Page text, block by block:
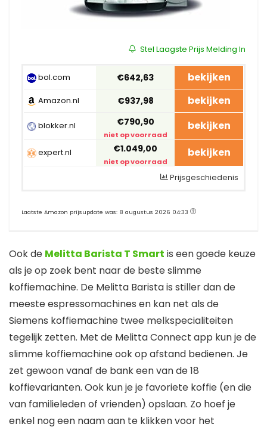
Stel Laagste Prijs Melding In
bol.com €642,63 bekijken
Amazon.nl €937,98 bekijken
blokker.nl €790,90
niet op voorraad
bekijken
expert.nl €1.049,00
niet op voorraad
bekijken
Prijsgeschiedenis
Laatste Amazon prijsupdate was: 8 augustus 2026 04:33
Ook de Melitta Barista T Smart is een goede keuze
als je op zoek bent naar de beste slimme
koffiemachine. De Melitta Barista is stiller dan de
meeste espressomachines en kan net als de
Siemens koffiemachine twee melkspecialiteiten
tegelijk zetten. Met de Melitta Connect app kun je de
slimme koffiemachine ook op afstand bedienen. Je
zet gewoon vanaf de bank een van de 18
koffievarianten. Ook kun je je favoriete koffie (en die
van familieleden of vrienden) opslaan. Zo hoef je
enkel nog een naam aan te klikken voor het